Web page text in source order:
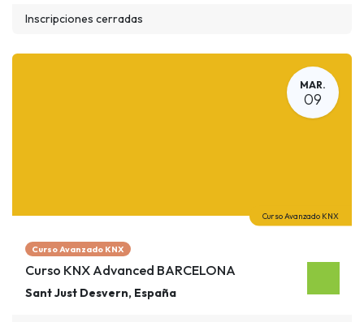
Inscripciones cerradas
MAR.
09
Curso Avanzado KNX
Curso Avanzado KNX
Curso KNX Advanced BARCELONA
Sant Just Desvern, España